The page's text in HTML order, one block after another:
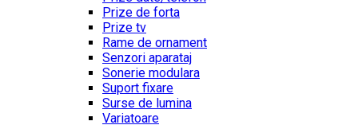
Prize de forta
Prize tv
Rame de ornament
Senzori aparataj
Sonerie modulara
Suport fixare
Surse de lumina
Variatoare